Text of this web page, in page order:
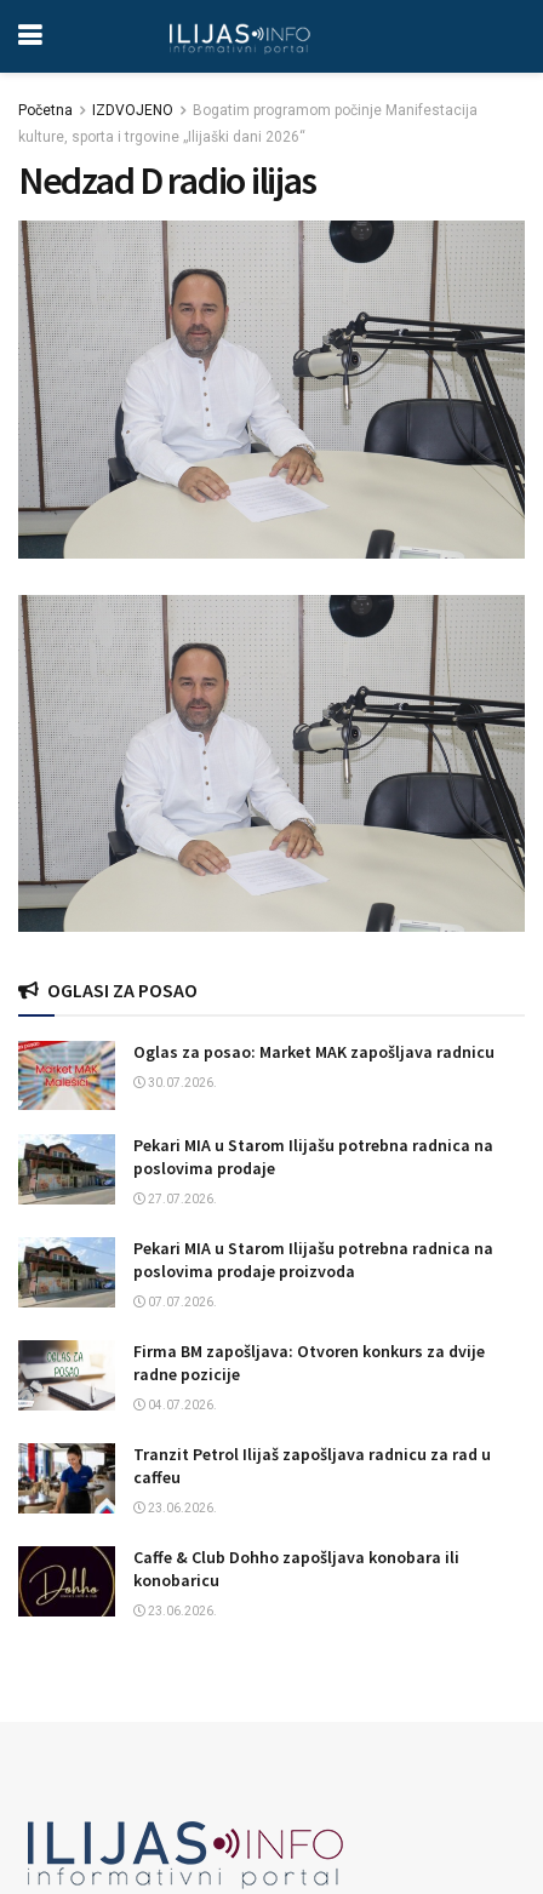
Početna IZDVOJENO
Bogatim programom počinje Manifestacija
kulture, sporta i trgovine „Ilijaški dani 2026“
Nedzad D radio ilijas
OGLASI ZA POSAO
Oglas za posao: Market MAK zapošljava radnicu
30.07.2026.
Pekari MIA u Starom Ilijašu potrebna radnica na
poslovima prodaje
27.07.2026.
Pekari MIA u Starom Ilijašu potrebna radnica na
poslovima prodaje proizvoda
07.07.2026.
Firma BM zapošljava: Otvoren konkurs za dvije
radne pozicije
04.07.2026.
Tranzit Petrol Ilijaš zapošljava radnicu za rad u
caffeu
23.06.2026.
Caffe & Club Dohho zapošljava konobara ili
konobaricu
23.06.2026.